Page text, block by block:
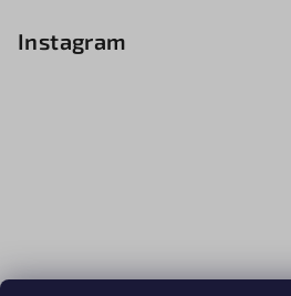
Instagram